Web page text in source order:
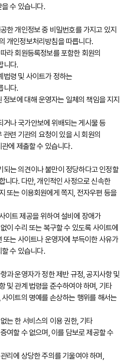
수 있습니다.
한 개인정보 중 비밀번호를 가지고 있지
개인정보처리방침을 따릅니다.
라 회원등록정보를 포함한 회원의
니다.
법령 및 사이트가 정하는
니다.
보에 대해 운영자는 일체의 책임을 지지
나 국가안보에 위배되는 게시물 등
련 기관의 요청이 있을 시 회원의
에 제출할 수 있습니다.
는 의견이나 불만이 정당하다고 인정할
니다. 다만, 개인적인 사정으로 신속한
또는 이용회원에게 쪽지, 전자우편 등을
이트 제공을 위하여 설비에 장애가
이 수리 또는 복구할 수 있도록 사이트에
또는 사이트나 운영자에 부득이한 사유가
수 있습니다.
과 운영자가 정한 제반 규정, 공지사항 및
및 관계 법령을 준수하여야 하며, 기타
이트의 명예를 손상하는 행위를 해서는
는 한 서비스의 이용 권한, 기타
여할 수 없으며, 이를 담보로 제공할 수
리에 상당한 주의를 기울여야 하며,